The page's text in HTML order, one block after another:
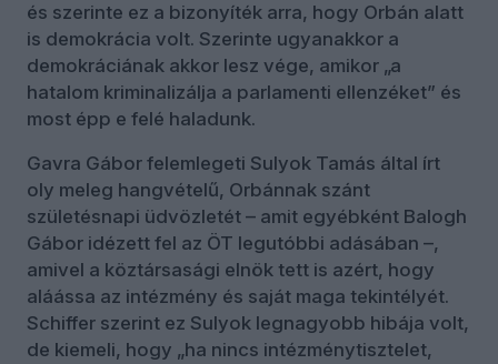
és szerinte ez a bizonyíték arra, hogy Orbán alatt
is demokrácia volt. Szerinte ugyanakkor a
demokráciának akkor lesz vége, amikor „a
hatalom kriminalizálja a parlamenti ellenzéket” és
most épp e felé haladunk.
Gavra Gábor felemlegeti Sulyok Tamás által írt
oly meleg hangvételű, Orbánnak szánt
születésnapi üdvözletét – amit egyébként Balogh
Gábor idézett fel az ÖT legutóbbi adásában –,
amivel a köztársasági elnök tett is azért, hogy
aláássa az intézmény és saját maga tekintélyét.
Schiffer szerint ez Sulyok legnagyobb hibája volt,
de kiemeli, hogy „ha nincs intézménytisztelet,